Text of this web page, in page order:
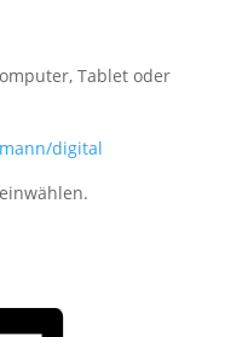
Tablet oder
digital